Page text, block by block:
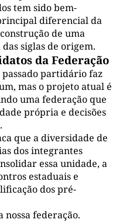
tem sido bem-
diferencial da
de uma
siglas de origem.
da Federação
passado partidário faz
mas o projeto atual é
uma federação que
própria e decisões
que a diversidade de
dos integrantes
essa unidade, a
estaduais e
dos pré-
nossa federação.